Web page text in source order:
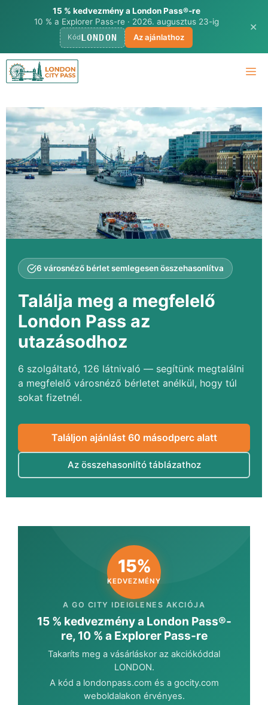
15 % kedvezmény a London Pass®-re
10 % a Explorer Pass-re · 2026. augusztus 23-ig
KódLONDON Az ajánlathoz
✕
Ugrás
6 városnéző bérlet semlegesen összehasonlítva
Találja meg a megfelelő
London Pass az
utazásodhoz
6 szolgáltató, 126 látnivaló — segítünk megtalálni
a megfelelő városnéző bérletet anélkül, hogy túl
sokat fizetnél.
Találjon ajánlást 60 másodperc alatt
Az összehasonlító táblázathoz
15%
KEDVEZMÉNY
A GO CITY IDEIGLENES AKCIÓJA
15 % kedvezmény a London Pass®-
re, 10 % a Explorer Pass-re
Takaríts meg a vásárláskor az akciókóddal
LONDON.
A kód a londonpass.com és a gocity.com
weboldalakon érvényes.